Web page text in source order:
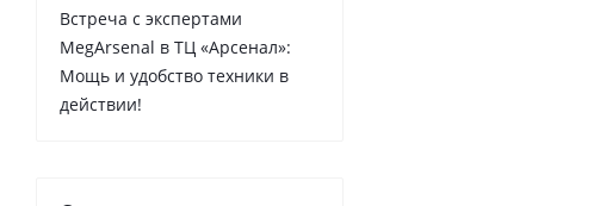
Встреча с экспертами
MegArsenal в ТЦ «Арсенал»:
Мощь и удобство техники в
действии!